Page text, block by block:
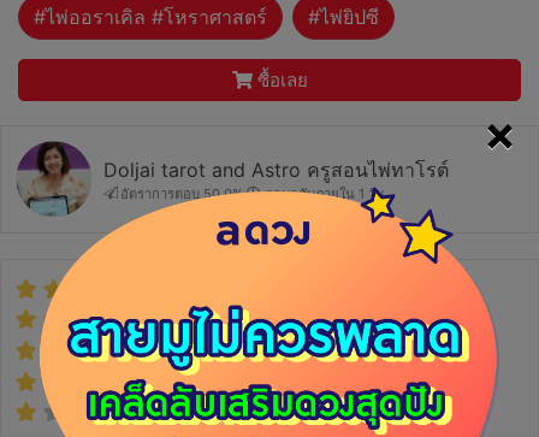
×
#ไพ่ออราเคิล #โหราศาสตร์ #ไพ่ยิปซี
ซื้อเลย
Doljai tarot and Astro ครูสอนไพ่ทาโรต์
อัตราการตอบ 50.0% ตอบกลับภายใน 1 วัน
(0)
(0)
(0)
(0)